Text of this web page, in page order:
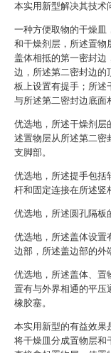
本实用新型解决其技术
一种方便取物的干燥皿
和干燥剂层，所述置物
盖体相抵的第一密封边
边，所述第二密封边的
板上设置有提手；所述
与所述第二密封边底面
优选地，所述干燥剂层
述置物层从所述第二密
支脚部。
优选地，所述提手包括
杆和固定连接在所述竖
优选地，所述圆孔隔板
优选地，所述盖体设置
边部，所述盖边部的外
优选地，所述盖体、置
置有与外界相通的平压
橡胶塞。
本实用新型的有益效果
将干燥皿分成置物层和